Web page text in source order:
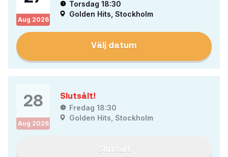
Aug 2026
Torsdag 18:30
Golden Hits, Stockholm
Välj datum
28
Aug 2026
Slutsålt!
Fredag 18:30
Golden Hits, Stockholm
Slutsålt